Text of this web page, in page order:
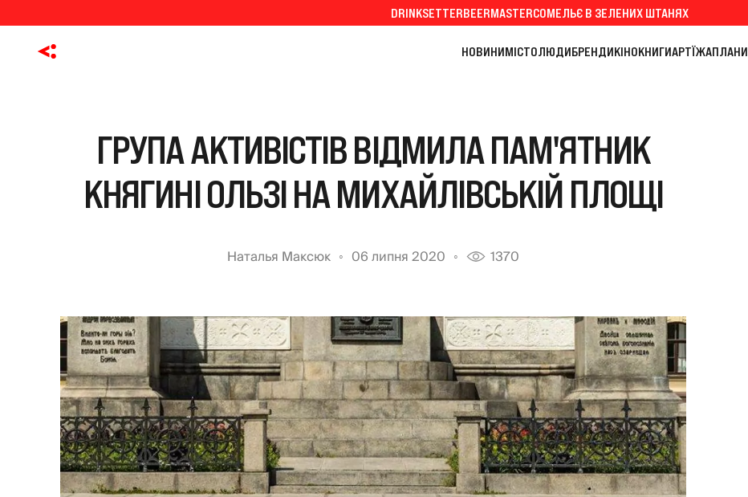
DRINKSETTERBEERMASTERСОМЕЛЬЄ В ЗЕЛЕНИХ ШТАНЯХ
НОВИНИМІСТОЛЮДИБРЕНДИКІНОКНИГИАРТЇЖАПЛАНИ
ГРУПА АКТИВІСТІВ ВІДМИЛА ПАМ'ЯТНИК
КНЯГИНІ ОЛЬЗІ НА МИХАЙЛІВСЬКІЙ ПЛОЩІ
Наталья Максюк 06 липня 2020 1370